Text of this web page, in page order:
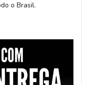
o Brasil.